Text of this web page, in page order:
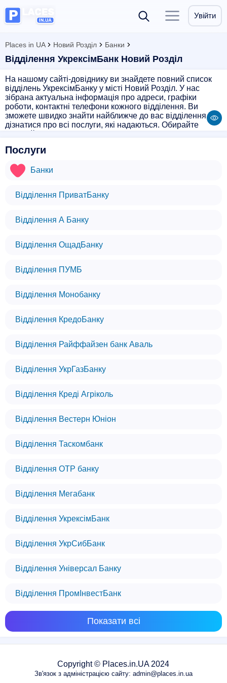
Увійти
Places in UA Новий Розділ Банки
Відділення УкрексімБанк Новий Розділ
На нашому сайті-довіднику ви знайдете повний список
відділень УкрексімБанку у місті Новий Розділ. У нас
зібрана актуальна інформація про адреси, графіки
роботи, контактні телефони кожного відділення. Ви
зможете швидко знайти найближче до вас відділення і
дізнатися про всі послуги, які надаються. Обирайте
швидко!
Послуги
Банки
Відділення ПриватБанку
Відділення А Банку
Відділення ОщадБанку
Відділення ПУМБ
Відділення Монобанку
Відділення КредоБанку
Відділення Райффайзен банк Аваль
Відділення УкрГазБанку
Відділення Креді Агріколь
Відділення Вестерн Юніон
Відділення Таскомбанк
Відділення OTP банку
Відділення Мегабанк
Відділення УкрексімБанк
Відділення УкрСибБанк
Відділення Універсал Банку
Відділення ПромІнвестБанк
Показати всі
Copyright © Places.in.UA 2024
Зв'язок з адміністрацією сайту: admin@places.in.ua